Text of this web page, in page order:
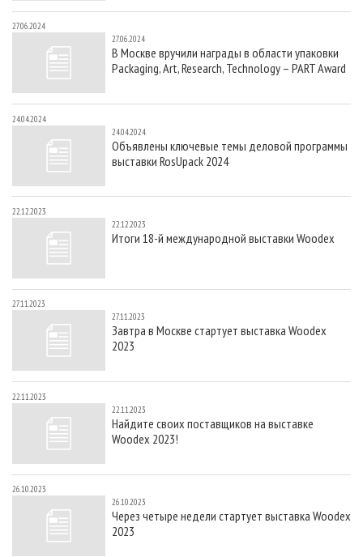
27.06.2024
27.06.2024
В Москве вручили награды в области упаковки
Packaging, Art, Research, Technology – PART Award
24.04.2024
24.04.2024
Объявлены ключевые темы деловой программы
выставки RosUpack 2024
22.12.2023
22.12.2023
Итоги 18-й международной выставки Woodex
27.11.2023
27.11.2023
Завтра в Москве стартует выставка Woodex
2023
22.11.2023
22.11.2023
Найдите своих поставщиков на выставке
Woodex 2023!
26.10.2023
26.10.2023
Через четыре недели стартует выставка Woodex
2023